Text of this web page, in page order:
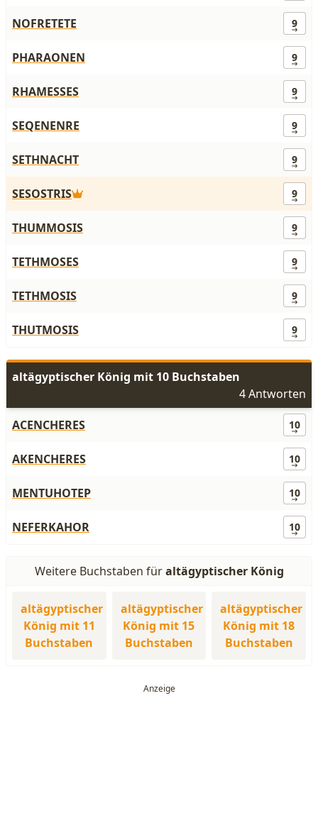
NOFRETETE 9
PHARAONEN 9
RHAMESSES 9
SEQENENRE 9
SETHNACHT 9
SESOSTRIS 9
THUMMOSIS 9
TETHMOSES 9
TETHMOSIS 9
THUTMOSIS 9
altägyptischer König mit 10 Buchstaben
4 Antworten
ACENCHERES
10
AKENCHERES 10
MENTUHOTEP 10
NEFERKAHOR 10
Weitere Buchstaben füraltägyptischer König
altägyptischer
König mit 11
Buchstaben
altägyptischer
König mit 15
Buchstaben
altägyptischer
König mit 18
Buchstaben